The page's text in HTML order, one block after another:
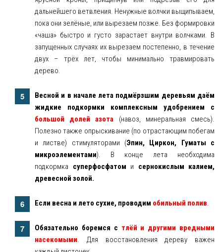
дальнейшего ветвления. Ненужные волчки выщипываем,
пока они зелёные, или вырезаем позже. Без формировки
«чаша» быстро и густо зарастает внутри волчками. В
запущенных случаях их вырезаем постепенно, в течение
двух – трёх лет, чтобы минимально травмировать
дерево.
Весной и в начале лета подмёрзшим деревьям даём
жидкие подкормки комплексным удобрением с
большой долей азота (навоз, минеральная смесь).
Полезно также опрыскивание (по отрастающим побегам
и листве) стимуляторами (Эпин, Циркон, Гуматы с
микроэлементами). В конце лета необходима
подкормка суперфосфатом и сернокислым калием,
древесной золой.
Если весна и лето сухие, проводим обильный полив
Обязательно боремся с тлёй и другими вредными
насекомыми . Для восстановления дереву важен